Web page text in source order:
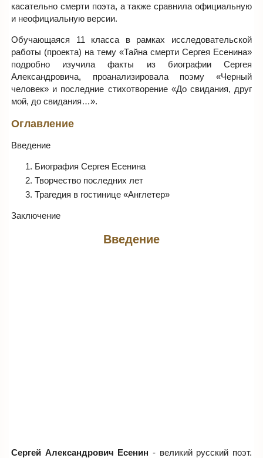
касательно смерти поэта, а также сравнила официальную
и неофициальную версии.
Обучающаяся 11 класса в рамках исследовательской
работы (проекта) на тему «Тайна смерти Сергея Есенина»
подробно изучила факты из биографии Сергея
Александровича, проанализировала поэму «Черный
человек» и последние стихотворение «До свидания, друг
мой, до свидания…».
Оглавление
Введение
Биография Сергея Есенина
Творчество последних лет
Трагедия в гостинице «Англетер»
Заключение
Введение
Сергей Александрович Есенин - великий русский поэт.